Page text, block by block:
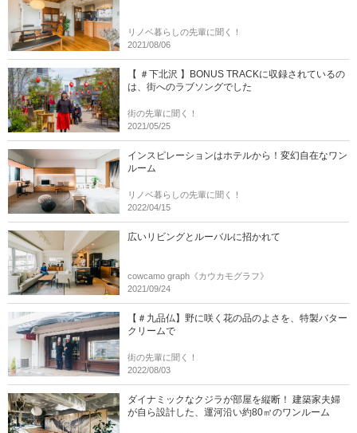
リノベ暮らしの先輩に聞く！
2021/08/06
【 ＃下北沢 】BONUS TRACKに収録されているの
は、街へのラブソングでした
街の先輩に聞く！
2021/05/25
インスピレーションはホテルから！変幻自在なワン
ルーム
リノベ暮らしの先輩に聞く！
2022/04/15
広いリビングとルーバルに招かれて
cowcamo graph《カウカモグラフ》
2021/09/24
【＃九品仏】野に咲く花の品のよさを、特製バター
クリームで
街の先輩に聞く！
2022/08/03
ダイナミックなクジラが部屋を縦断！ 建築家夫婦
が自ら設計した、運河沿い約80㎡のワンルーム